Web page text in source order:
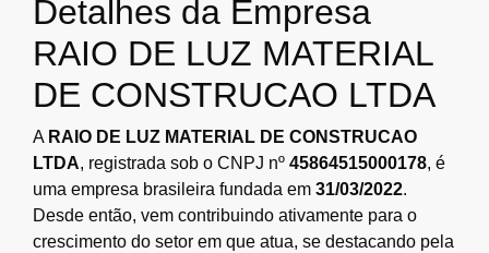
Detalhes da Empresa
RAIO DE LUZ MATERIAL
DE CONSTRUCAO LTDA
A RAIO DE LUZ MATERIAL DE CONSTRUCAO
LTDA, registrada sob o CNPJ nº 45864515000178, é
uma empresa brasileira fundada em 31/03/2022.
Desde então, vem contribuindo ativamente para o
crescimento do setor em que atua, se destacando pela